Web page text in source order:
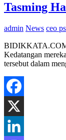
Tasming
admin News ceo
Kedatangan
tersebut dalam